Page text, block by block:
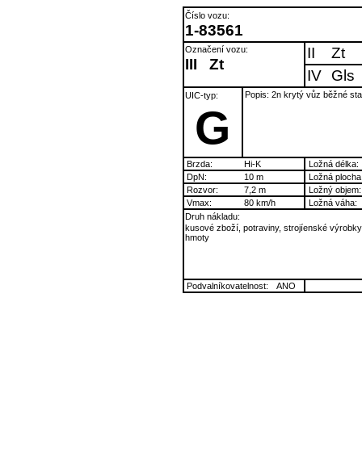
Číslo vozu:
1-83561
Označení vozu:
III Zt
II
Zt
IV
Gls
UIC-typ:
G
Popis: 2n krytý vůz běžné
Brzda: Hi-K
Ložná délka:
DpN:
10 m
Ložná
Rozvor:
7,2 m
Ložný objem:
Vmax:
80 km/h
Ložná váha:
Druh nákladu:
kusové zboží, potraviny, strojíenské
hmoty
Podvalníkovatelnost: ANO